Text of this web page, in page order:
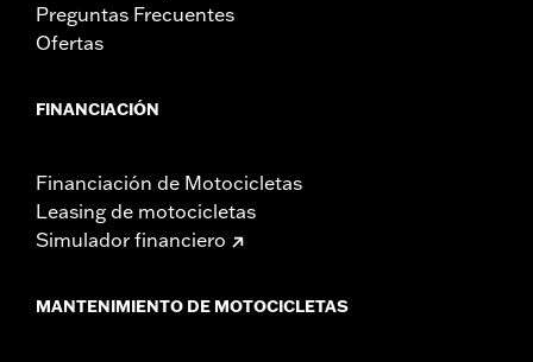
Preguntas Frecuentes
Ofertas
FINANCIACIÓN
Financiación de Motocicletas
Leasing de motocicletas
Simulador financiero
MANTENIMIENTO DE MOTOCICLETAS